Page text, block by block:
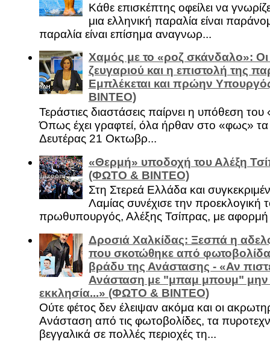
Κάθε επισκέπτης οφείλει να
μια ελληνική παραλία είναι
παραλία είναι επίσημα αναγνωρ...
Χαμός με το «ροζ σκάνδαλο»: Οι
ζευγαριού και η επιστολή της
Εμπλέκεται και πρώην
ΒΙΝΤΕΟ)
Τεράστιες διαστάσεις παίρνει η υπόθεση
Όπως έχει γραφτεί, όλα ήρθαν στο «φως»
Δευτέρας 21 Οκτωβρ...
«Θερμή» υποδοχή του Αλέξη
(ΦΩΤΟ & ΒΙΝΤΕΟ)
Στη Στερεά Ελλάδα και
Λαμίας συνέχισε την προεκλογική
πρωθυπουργός, Αλέξης Τσίπρας, με αφορμή
Δροσιά Χαλκίδας: Ξεσπά η
που σκοτώθηκε από φωτοβολίδα
βράδυ της Ανάστασης - «Αν
Ανάσταση με "μπαμ μπουμ" μην
εκκλησία...» (ΦΩΤΟ & ΒΙΝΤΕΟ)
Ούτε φέτος δεν έλειψαν ακόμα και οι
Ανάσταση από τις φωτοβολίδες, τα
βεγγαλικά σε πολλές περιοχές τη...